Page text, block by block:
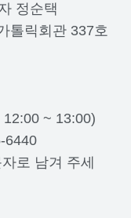
정순택
톨릭회관 337호
~ 13:00)
6440
로 남겨 주세